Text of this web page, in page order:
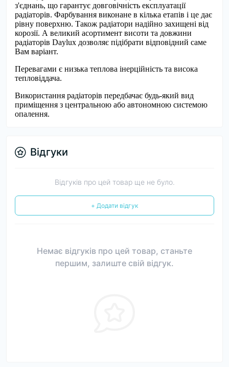
з'єднань, що гарантує довговічність експлуатації
радіаторів. Фарбування виконане в кілька етапів і це дає
рівну поверхню. Також радіатори надійно захищені від
корозії. А великий асортимент висоти та довжини
радіаторів Daylux дозволяє підібрати відповідний саме
Вам варіант.
Перевагами є низька теплова інерційність та висока
тепловіддача.
Використання радіаторів передбачає будь-який вид
приміщення з центральною або автономною системою
опалення.
Відгуки
Відгуків про цей товар ще не було.
+ Додати відгук
Немає відгуків про цей товар, станьте
першим, залиште свій відгук.